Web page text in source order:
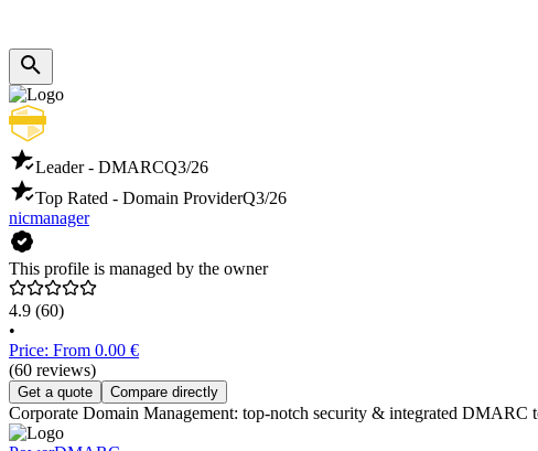
Leader - DMARCQ3/26
Top Rated - Domain ProviderQ3/26
nicmanager
This profile is managed by the owner
4.9 (60)
•
Price: From 0.00 €
(60 reviews)
Get a quote Compare directly
Corporate Domain Management: top-notch security & integrated